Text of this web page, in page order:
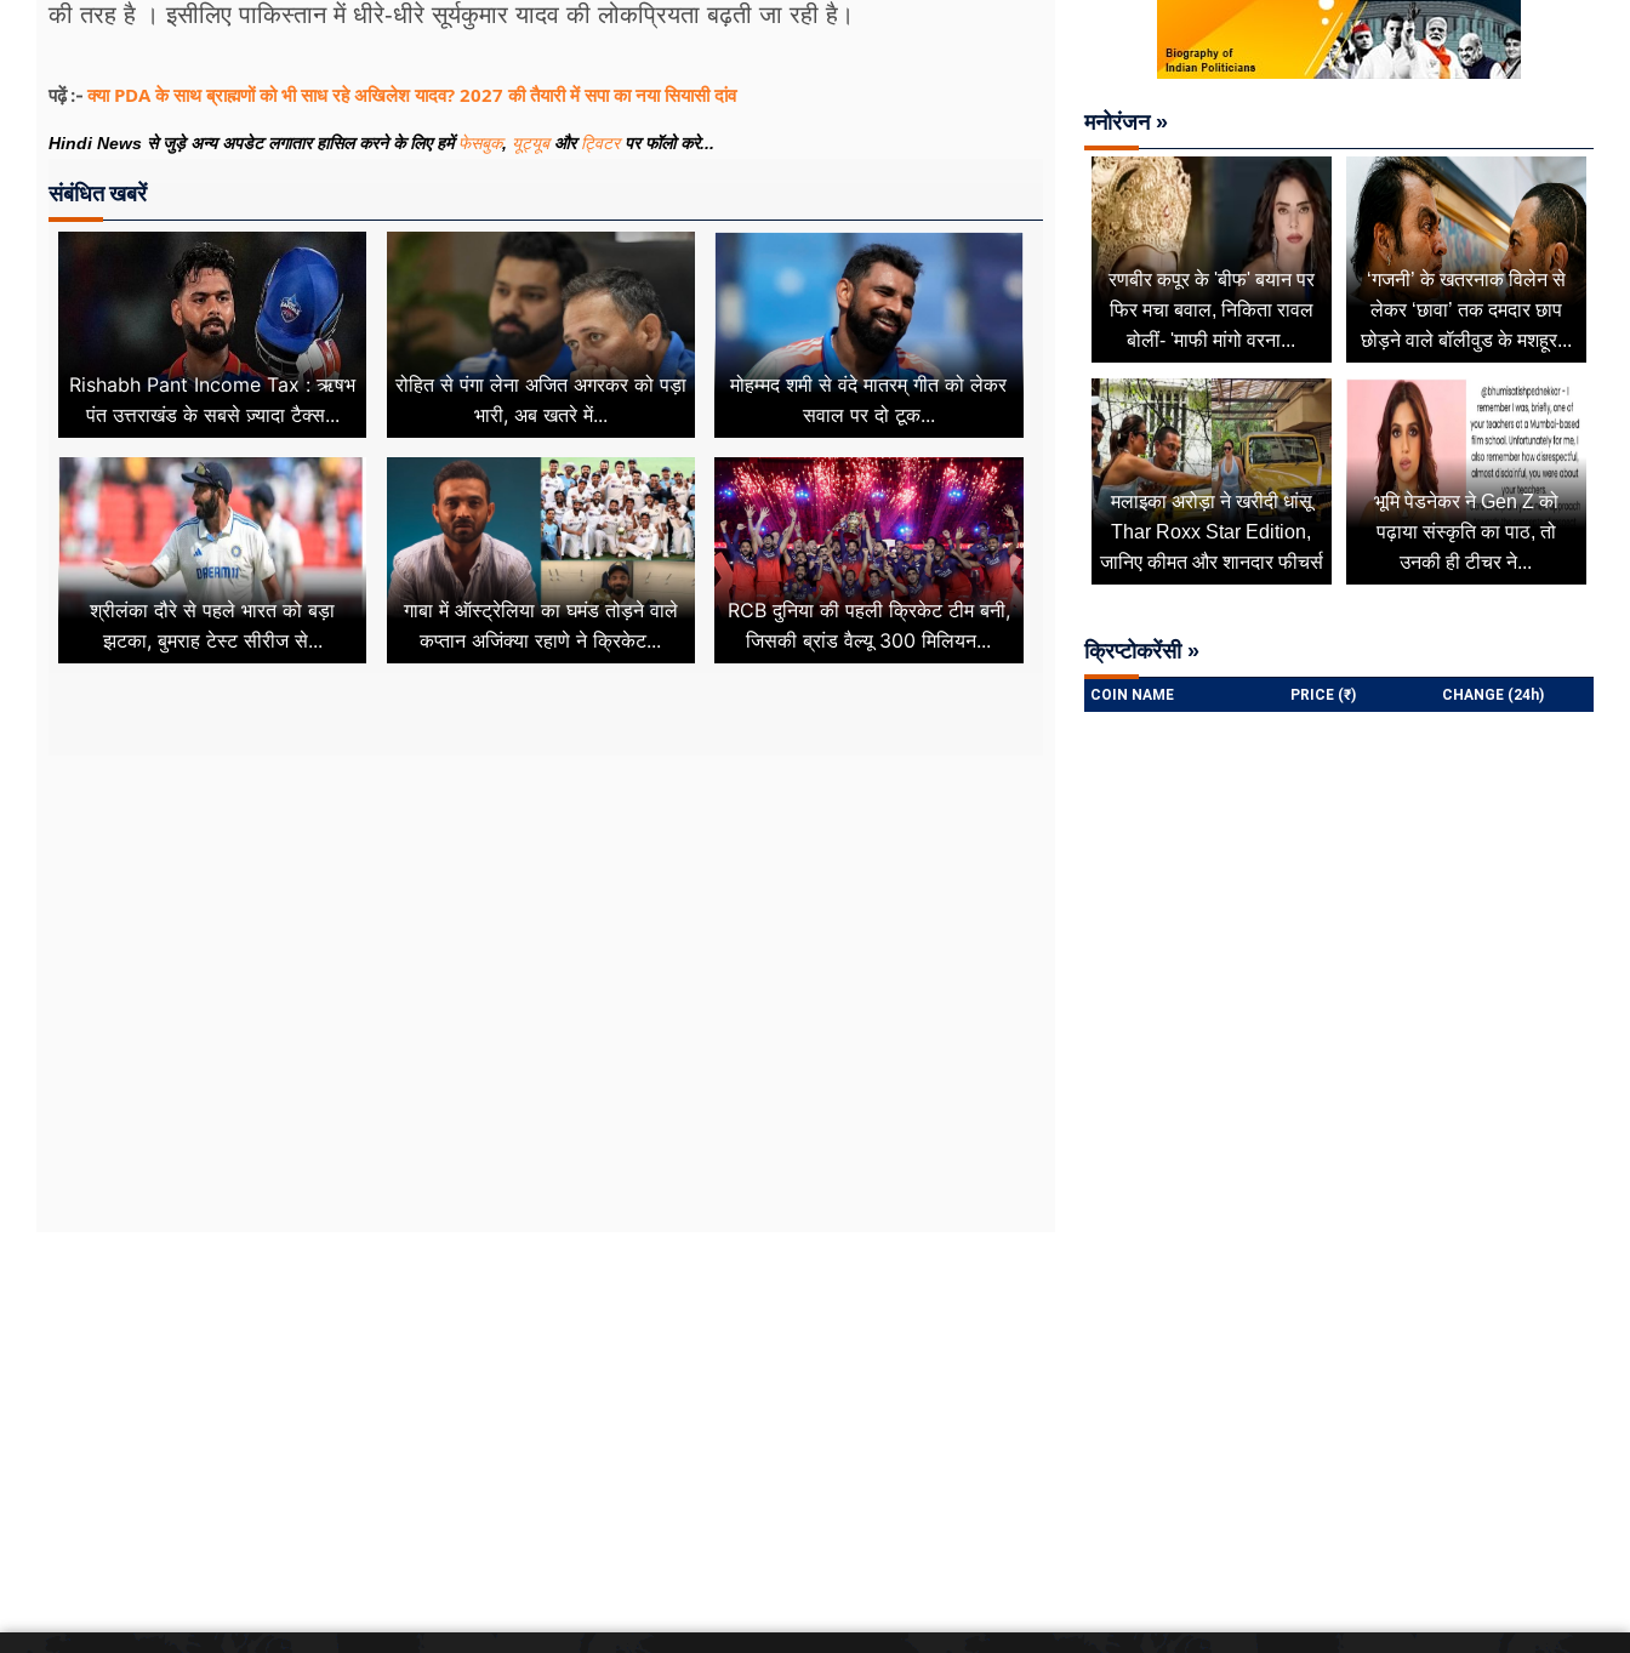
की तरह है । इसीलिए पाकिस्तान में धीरे-धीरे सूर्यकुमार यादव की लोकप्रियता बढ़ती जा रही है।
पढ़ें :-क्या PDA के साथ ब्राह्मणों को भी साध रहे अखिलेश यादव? 2027 की तैयारी में सपा का नया सियासी दांव
Hindi News से जुड़े अन्य अपडेट लगातार हासिल करने के लिए हमेंफेसबुक, यूट्यूबऔरट्विटरपर फॉलो करे...
संबंधित खबरें
Rishabh Pant Income Tax : ऋषभ
पंत उत्तराखंड के सबसे ज़्यादा टैक्स...
रोहित से पंगा लेना अजित अगरकर को पड़ा
भारी, अब खतरे में...
मोहम्मद शमी से वंदे मातरम् गीत को लेकर
सवाल पर दो टूक...
श्रीलंका दौरे से पहले भारत को बड़ा
झटका, बुमराह टेस्ट सीरीज से...
गाबा में ऑस्ट्रेलिया का घमंड तोड़ने वाले
कप्तान अजिंक्या रहाणे ने क्रिकेट...
RCB दुनिया की पहली क्रिकेट टीम बनी,
जिसकी ब्रांड वैल्यू 300 मिलियन...
मनोरंजन »
रणबीर कपूर के 'बीफ' बयान पर
फिर मचा बवाल, निकिता रावल
बोलीं- 'माफी मांगो वरना...
‘गजनी’ के खतरनाक विलेन से
लेकर ‘छावा’ तक दमदार छाप
छोड़ने वाले बॉलीवुड के मशहूर...
मलाइका अरोड़ा ने खरीदी धांसू
Thar Roxx Star Edition,
जानिए कीमत और शानदार फीचर्स
भूमि पेडनेकर ने Gen Z को
पढ़ाया संस्कृति का पाठ, तो
उनकी ही टीचर ने...
क्रिप्टोकरेंसी »